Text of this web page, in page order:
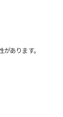
あります。